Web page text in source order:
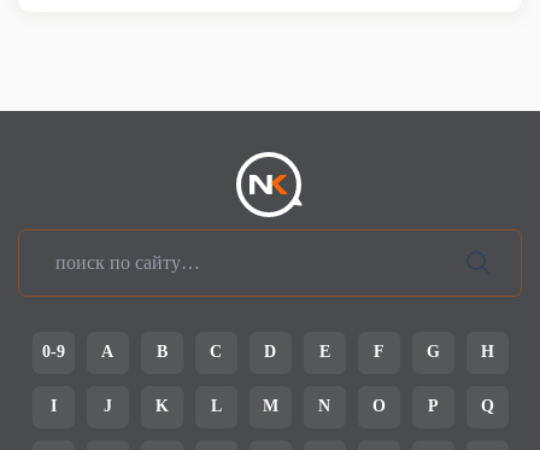
0-9 A B C D E F G H
I J K L M N O P Q